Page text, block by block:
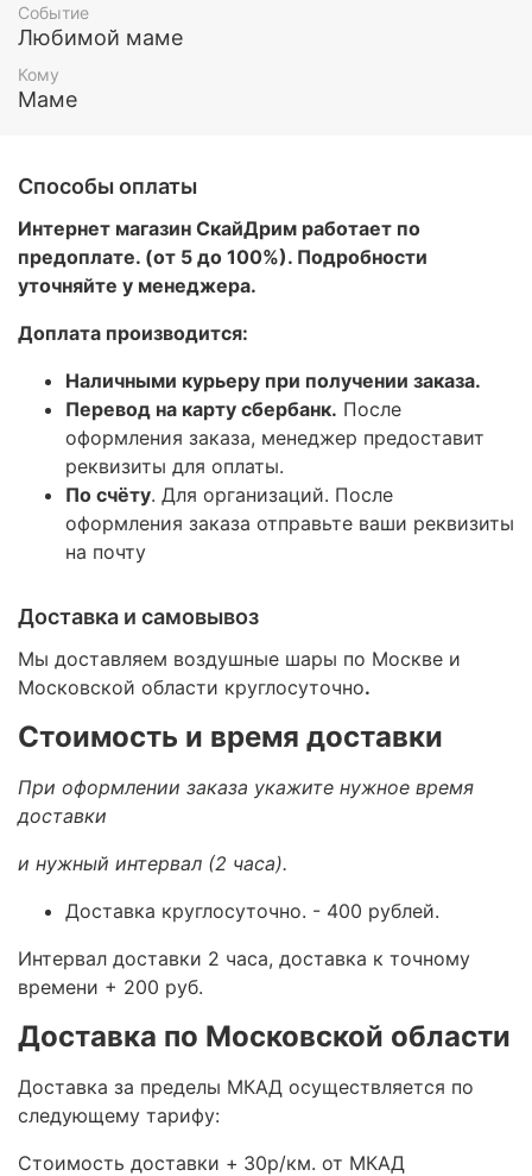
Событие
Любимой маме
Кому
Маме
Способы оплаты
Интернет магазин СкайДрим работает по
предоплате. (от 5 до 100%). Подробности
уточняйте у менеджера.
Доплата производится:
Наличными курьеру при получении заказа.
Перевод на карту сбербанк. После
оформления заказа, менеджер предоставит
реквизиты для оплаты.
По счёту. Для организаций. После
оформления заказа отправьте ваши реквизиты
на почту
Доставка и самовывоз
Мы доставляем воздушные шары по Москве и
Московской области круглосуточно.
Стоимость и время доставки
При оформлении заказа укажите нужное время
доставки
и нужный интервал (2 часа).
Доставка круглосуточно. - 400 рублей.
Интервал доставки 2 часа, доставка к точному
времени + 200 руб.
Доставка по Московской области
Доставка за пределы МКАД осуществляется по
следующему тарифу:
Стоимость доставки + 30р/км. от МКАД